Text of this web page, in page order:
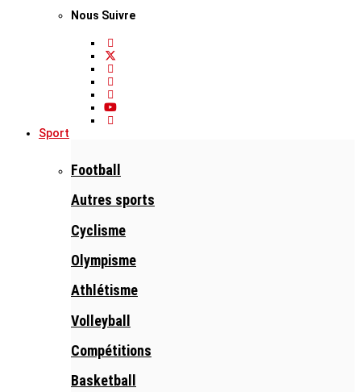
Nous Suivre
Sport
Football
Autres sports
Cyclisme
Olympisme
Athlétisme
Volleyball
Compétitions
Basketball